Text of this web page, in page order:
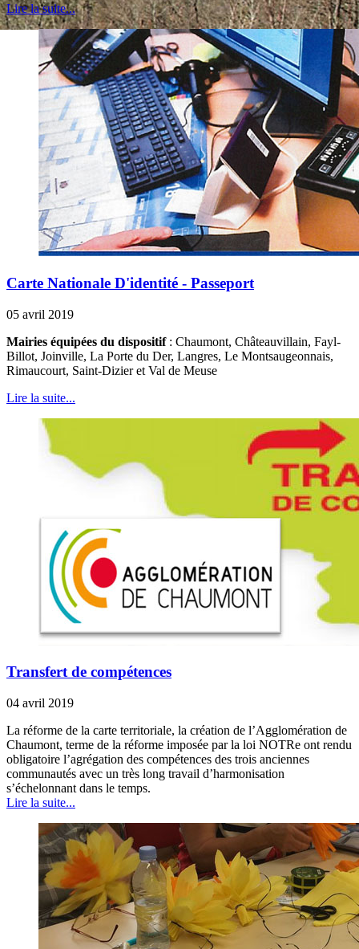
Lire la suite...
Carte Nationale D'identité - Passeport
05 avril 2019
Mairies équipées du dispositif : Chaumont, Châteauvillain, Fayl-
Billot, Joinville, La Porte du Der, Langres, Le Montsaugeonnais,
Rimaucourt, Saint-Dizier et Val de Meuse
Lire la suite...
Transfert de compétences
04 avril 2019
La réforme de la carte territoriale, la création de l’Agglomération de
Chaumont, terme de la réforme imposée par la loi NOTRe ont rendu
obligatoire l’agrégation des compétences des trois anciennes
communautés avec un très long travail d’harmonisation
s’échelonnant dans le temps.
Lire la suite...